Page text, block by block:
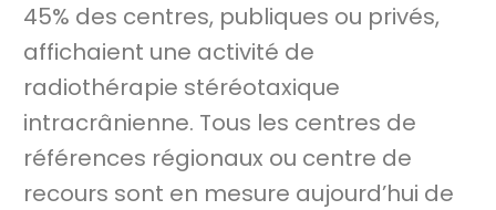
45% des centres, publiques ou privés,
affichaient une activité de
radiothérapie stéréotaxique
intracrânienne. Tous les centres de
références régionaux ou centre de
recours sont en mesure aujourd’hui de